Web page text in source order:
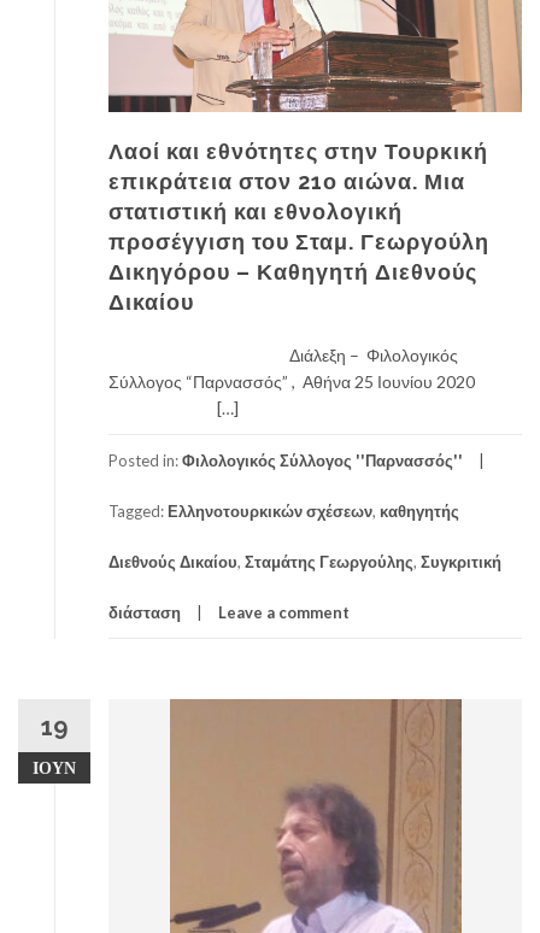
Λαοί και εθνότητες στην Τουρκική
επικράτεια στον 21ο αιώνα. Μια
στατιστική και εθνολογική
προσέγγιση του Σταμ. Γεωργούλη
Δικηγόρου – Καθηγητή Διεθνούς
Δικαίου
Διάλεξη – Φιλολογικός
Σύλλογος “Παρνασσός” , Αθήνα 25 Ιουνίου 2020
[…]
Posted in:Φιλολογικός Σύλλογος ''Παρνασσός''
Tagged: Ελληνοτουρκικών σχέσεων, καθηγητής
Διεθνούς Δικαίου, Σταμάτης Γεωργούλης, Συγκριτική
διάσταση Leave a comment
19
ΙΟΎΝ